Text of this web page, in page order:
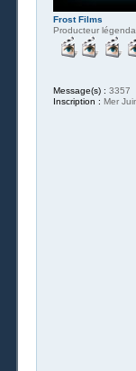
Frost Films
Producteur
Message(s) : 3357
Inscription : Mer